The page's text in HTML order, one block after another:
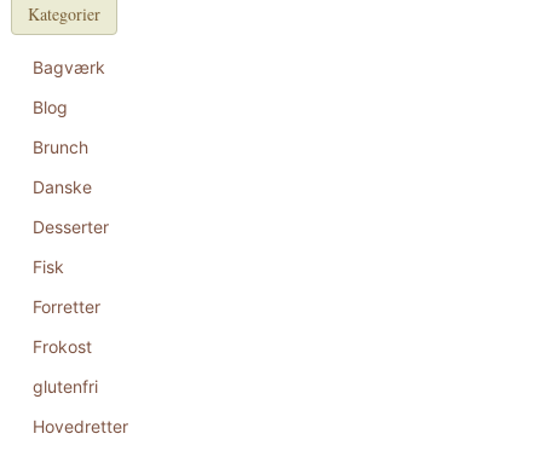
Kategorier
Bagværk
Blog
Brunch
Danske
Desserter
Fisk
Forretter
Frokost
glutenfri
Hovedretter